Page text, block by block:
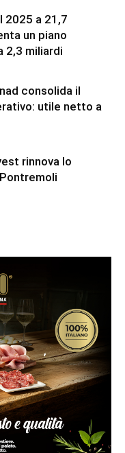
2025 a 21,7
un piano
2,3 miliardi
consolida il
utile netto a
rinnova lo